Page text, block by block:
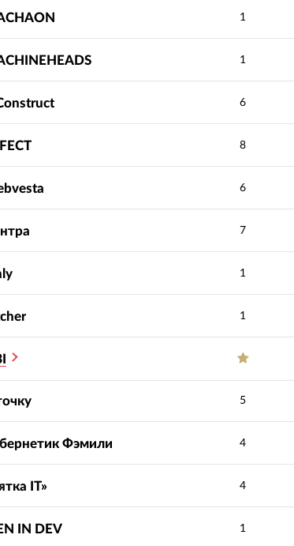
1
1
6
8
6
7
1
1
5
Фэмили 4
IT» 4
IN DEV 1